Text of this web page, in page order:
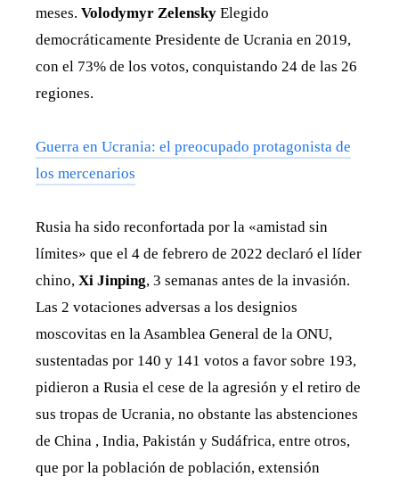
meses. Volodymyr Zelensky Elegido
democráticamente Presidente de Ucrania en 2019,
con el 73% de los votos, conquistando 24 de las 26
regiones.
Guerra en Ucrania: el preocupado protagonista de
los mercenarios
Rusia ha sido reconfortada por la «amistad sin
límites» que el 4 de febrero de 2022 declaró el líder
chino, Xi Jinping, 3 semanas antes de la invasión.
Las 2 votaciones adversas a los designios
moscovitas en la Asamblea General de la ONU,
sustentadas por 140 y 141 votos a favor sobre 193,
pidieron a Rusia el cese de la agresión y el retiro de
sus tropas de Ucrania, no obstante las abstenciones
de China , India, Pakistán y Sudáfrica, entre otros,
que por la población de población, extensión